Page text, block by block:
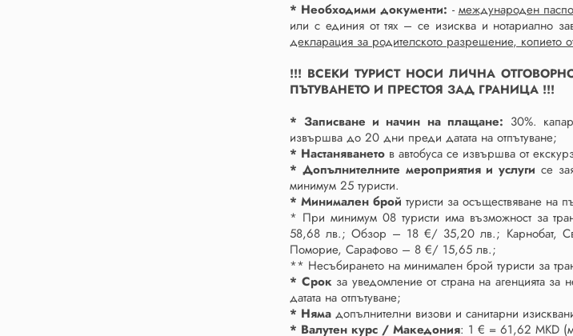
* Необходими документи: - международен
или с единия от тях – се изисква и нотариално
декларация за родителското разрешение, копието
!!! ВСЕКИ ТУРИСТ НОСИ ЛИЧНА
ПЪТУВАНЕТО И ПРЕСТОЯ ЗАД ГРАНИЦА !!!
* Записване и начин на плащане: 30%.
извършва до 20 дни преди датата на отпътуване;
* Настаняването в автобуса се извършва от
* Допълнителните мероприятия и услуги се
минимум 25 туристи.
* Минимален бройтуристи за осъществяване на
* При минимум 08 туристи има възможност за
58,68 лв.; Обзор – 18 €/ 35,20 лв.; Карнобат,
Поморие, Сарафово – 8 €/ 15,65 лв.;
** Несъбирането на минимален брой туристи за
* Срокза уведомление от страна на агенцията
датата на отпътуване;
* Няма допълнителни визови и санитарни
* Валутен курс / Македония: 1 € = 61,62 MKD